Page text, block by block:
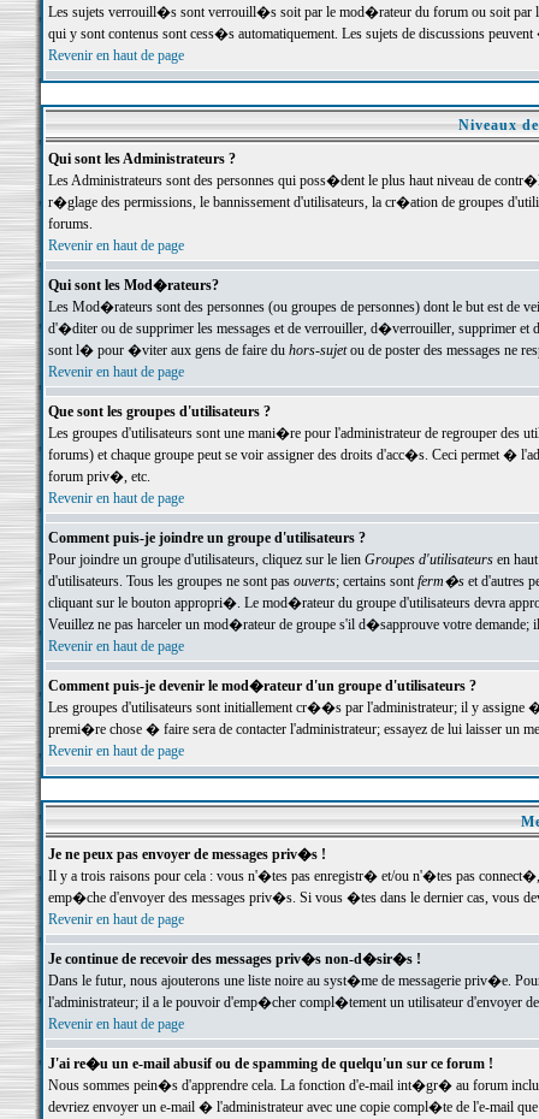
Les sujets verrouill�s sont verrouill�s soit par le mod�rateur du forum ou soit par
qui y sont contenus sont cess�s automatiquement. Les sujets de discussions
Revenir en haut de page
Niveaux
Qui sont les Administrateurs ?
Les Administrateurs sont des personnes qui poss�dent le plus haut niveau de
r�glage des permissions, le bannissement d'utilisateurs, la cr�ation de groupes
forums.
Revenir en haut de page
Qui sont les Mod�rateurs?
Les Mod�rateurs sont des personnes (ou groupes de personnes) dont le but est de
d'�diter ou de supprimer les messages et de verrouiller, d�verrouiller, supprimer
sont l� pour �viter aux gens de faire du hors-sujetou de poster des messages ne
Revenir en haut de page
Que sont les groupes d'utilisateurs ?
Les groupes d'utilisateurs sont une mani�re pour l'administrateur de regrouper des
forums) et chaque groupe peut se voir assigner des droits d'acc�s. Ceci permet
forum priv�, etc.
Revenir en haut de page
Comment puis-je joindre un groupe d'utilisateurs ?
Pour joindre un groupe d'utilisateurs, cliquez sur le lien Groupes d'utilisateursen haut
d'utilisateurs. Tous les groupes ne sont pas ouverts; certains sontferm�set d'autres
cliquant sur le bouton appropri�. Le mod�rateur du groupe d'utilisateurs devra
Veuillez ne pas harceler un mod�rateur de groupe s'il d�sapprouve votre demande;
Revenir en haut de page
Comment puis-je devenir le mod�rateur d'un groupe d'utilisateurs ?
Les groupes d'utilisateurs sont initiallement cr��s par l'administrateur; il y
premi�re chose � faire sera de contacter l'administrateur; essayez de lui laisser un
Revenir en haut de page
Je ne peux pas envoyer de messages priv�s !
Il y a trois raisons pour cela : vous n'�tes pas enregistr� et/ou n'�tes pas
emp�che d'envoyer des messages priv�s. Si vous �tes dans le dernier cas, vous
Revenir en haut de page
Je continue de recevoir des messages priv�s non-d�sir�s !
Dans le futur, nous ajouterons une liste noire au syst�me de messagerie priv�e.
l'administrateur; il a le pouvoir d'emp�cher compl�tement un utilisateur d'envoyer
Revenir en haut de page
J'ai re�u un e-mail abusif ou de spamming de quelqu'un sur ce forum !
Nous sommes pein�s d'apprendre cela. La fonction d'e-mail int�gr� au forum inclut
devriez envoyer un e-mail � l'administrateur avec une copie compl�te de l'e-mail